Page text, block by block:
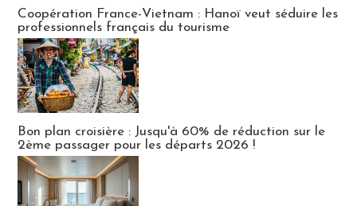
Coopération France-Vietnam : Hanoï veut séduire les
professionnels français du tourisme
Bon plan croisière : Jusqu'à 60% de réduction sur le
2ème passager pour les départs 2026 !